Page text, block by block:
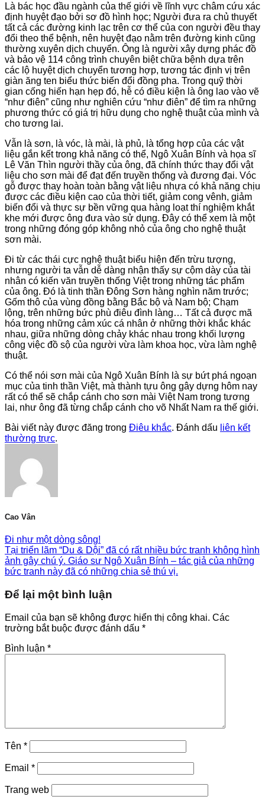
Là bác học đầu ngành của thế giới về lĩnh vực châm cứu xác
định huyệt đạo bởi sơ đồ hình học; Người đưa ra chủ thuyết
tất cả các đường kinh lạc trên cơ thể của con người đều thay
đổi theo thể bệnh, nên huyệt đạo nằm trên đường kinh cũng
thường xuyên dịch chuyển. Ông là người xây dựng phác đồ
và bảo vệ 114 công trình chuyên biệt chữa bệnh dựa trên
các lộ huyệt dịch chuyển tương hợp, tương tác định vị trên
giàn ăng ten biểu thức biến đổi đồng pha. Trong quỹ thời
gian cống hiến hạn hẹp đó, hễ có điều kiện là ông lao vào vẽ
“như điên” cũng như nghiên cứu “như điên” để tìm ra những
phương thức có giá trị hữu dụng cho nghệ thuật của mình và
cho tương lai.
Vẫn là sơn, là vóc, là mài, là phủ, là tổng hợp của các vật
liệu gắn kết trong khả năng có thể, Ngô Xuân Bính và họa sĩ
Lê Văn Thìn người thầy của ông, đã chính thức thay đổi vật
liệu cho sơn mài để đạt đến truyền thống và đương đại. Vóc
gỗ được thay hoàn toàn bằng vật liệu nhựa có khả năng chịu
được các điều kiện cao của thời tiết, giảm cong vênh, giảm
biến đổi và thực sự bền vững qua hàng loạt thí nghiệm khắt
khe mới được ông đưa vào sử dụng. Đây có thể xem là một
trong những đóng góp không nhỏ của ông cho nghệ thuật
sơn mài.
Đi từ các thái cực nghệ thuật biểu hiện đến trừu tượng,
nhưng người ta vẫn dễ dàng nhận thấy sự cộm dày của tài
nhân có kiến văn truyền thống Việt trong những tác phẩm
của ông. Đó là tinh thần Đông Sơn hàng nghìn năm trước;
Gốm thô của vùng đồng bằng Bắc bộ và Nam bộ; Chạm
lộng, trên những bức phù điêu đình làng… Tất cả được mã
hóa trong những cảm xúc cá nhân ở những thời khắc khác
nhau, giữa những dòng chảy khác nhau trong khối lượng
công việc đồ sộ của người vừa làm khoa học, vừa làm nghệ
thuật.
Có thể nói sơn mài của Ngô Xuân Bính là sự bứt phá ngoạn
mục của tinh thần Việt, mà thành tựu ông gây dựng hôm nay
rất có thể sẽ chắp cánh cho sơn mài Việt Nam trong tương
lai, như ông đã từng chắp cánh cho võ Nhất Nam ra thế giới.
Bài viết này được đăng trong Điêu khắc. Đánh dấu liên kết
thường trực.
Cao Vân
Đi như một dòng sông!
Tại triển lãm “Du & Dội” đã có rất nhiều bức tranh không hình
ảnh gây chú ý. Giáo sư Ngô Xuân Bính – tác giả của những
bức tranh này đã có những chia sẻ thú vị.
Để lại một bình luận
Email của bạn sẽ không được hiển thị công khai. Các
trường bắt buộc được đánh dấu *
Bình luận *
Tên *
Email *
Trang web